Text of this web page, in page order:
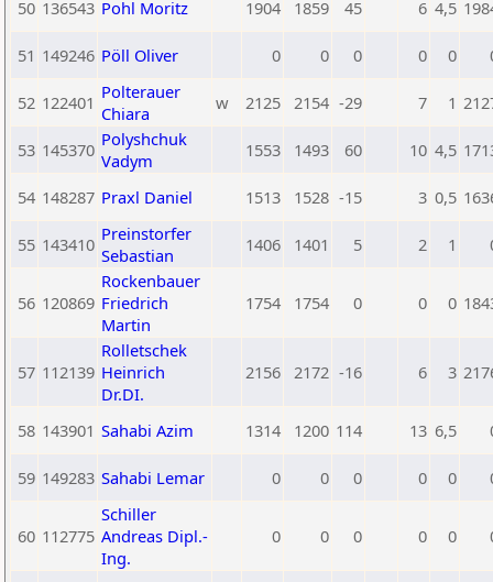
50 136543 Pohl Moritz 1904 1859 45 6 4,5
51 149246 Pöll Oliver 0 0 0 0 0
52 122401 Polterauer
Chiara
w 2125 2154 -29 7 1
53 145370 Polyshchuk
Vadym
1553 1493 60 10 4,5
54 148287 Praxl Daniel 1513 1528 -15 3 0,5
55 143410 Preinstorfer
Sebastian
1406 1401 5 2 1
56 120869
Rockenbauer
Friedrich
Martin
1754 1754 0 0 0
57 112139
Rolletschek
Heinrich
Dr.DI.
2156 2172 -16 6 3
58 143901 Sahabi Azim 1314 1200 114 13 6,5
59 149283 Sahabi Lemar 0 0 0 0 0
60 112775
Schiller
Andreas Dipl.-
Ing.
0 0 0 0 0